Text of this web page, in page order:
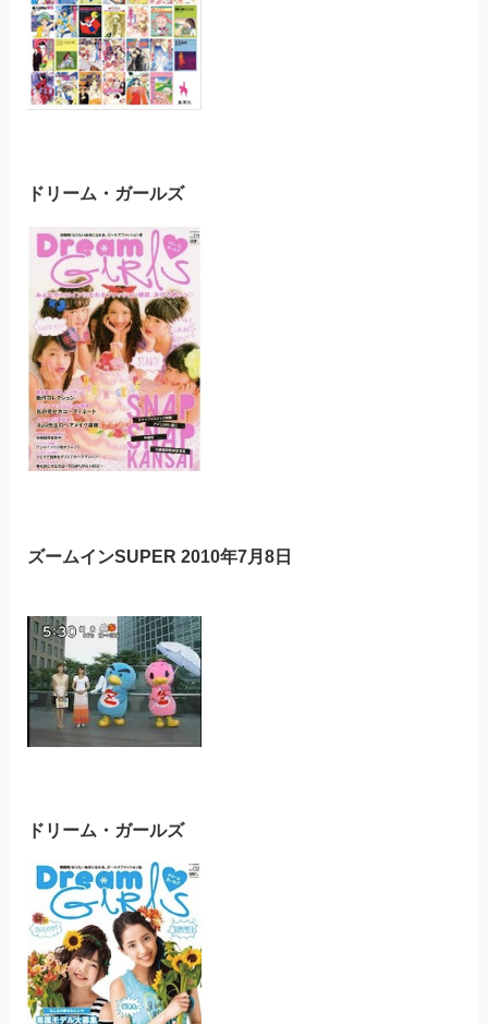
ドリーム・ガールズ
ズームインSUPER 2010年7月8日
ドリーム・ガールズ